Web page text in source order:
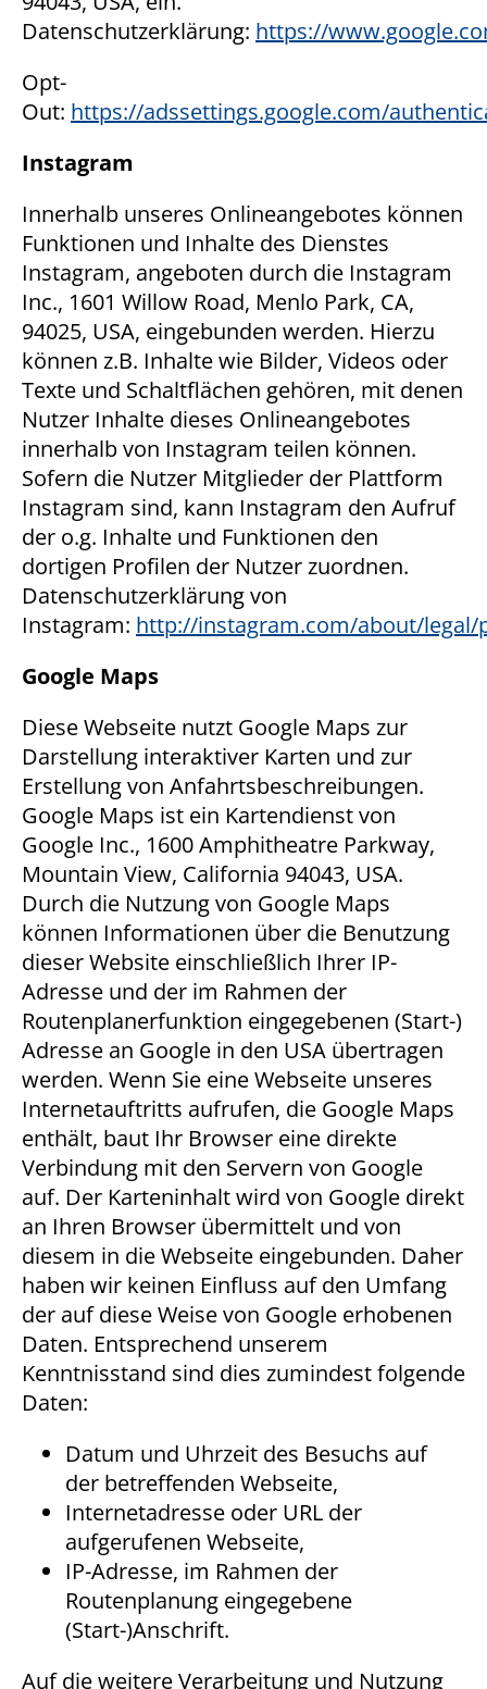
Datenschutzerklärung: https://
Opt-
Out: https://adssettings.google.com/
Instagram
Innerhalb unseres Onlineangebotes können
Funktionen und Inhalte des Dienstes
Instagram, angeboten durch die Instagram
Inc., 1601 Willow Road, Menlo Park, CA,
94025, USA, eingebunden werden. Hierzu
können z.B. Inhalte wie Bilder, Videos oder
Texte und Schaltflächen gehören, mit denen
Nutzer Inhalte dieses Onlineangebotes
innerhalb von Instagram teilen können.
Sofern die Nutzer Mitglieder der Plattform
Instagram sind, kann Instagram den Aufruf
der o.g. Inhalte und Funktionen den
dortigen Profilen der Nutzer zuordnen.
Datenschutzerklärung von
Instagram: http://instagram.com/about/legal/
Google Maps
Diese Webseite nutzt Google Maps zur
Darstellung interaktiver Karten und zur
Erstellung von Anfahrtsbeschreibungen.
Google Maps ist ein Kartendienst von
Google Inc., 1600 Amphitheatre Parkway,
Mountain View, California 94043, USA.
Durch die Nutzung von Google Maps
können Informationen über die Benutzung
dieser Website einschließlich Ihrer IP-
Adresse und der im Rahmen der
Routenplanerfunktion eingegebenen (Start-)
Adresse an Google in den USA übertragen
werden. Wenn Sie eine Webseite unseres
Internetauftritts aufrufen, die Google Maps
enthält, baut Ihr Browser eine direkte
Verbindung mit den Servern von Google
auf. Der Karteninhalt wird von Google direkt
an Ihren Browser übermittelt und von
diesem in die Webseite eingebunden. Daher
haben wir keinen Einfluss auf den Umfang
der auf diese Weise von Google erhobenen
Daten. Entsprechend unserem
Kenntnisstand sind dies zumindest folgende
Daten:
Datum und Uhrzeit des Besuchs auf
der betreffenden Webseite,
Internetadresse oder URL der
aufgerufenen Webseite,
IP-Adresse, im Rahmen der
Routenplanung eingegebene
(Start-)Anschrift.
Auf die weitere Verarbeitung und Nutzung